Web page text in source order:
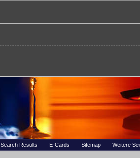
Search Results E-Cards Sitemap Weitere